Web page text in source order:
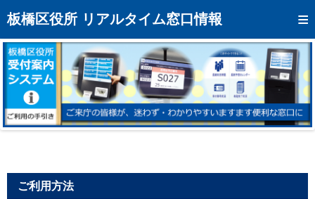
板橋区役所 リアルタイム窓口情報
トップページへ
混雑予想カレンダー
リアルタイム混雑状況
リアルタイム受付番号状況
メール通知登録
モバイルサイト
ご利用方法